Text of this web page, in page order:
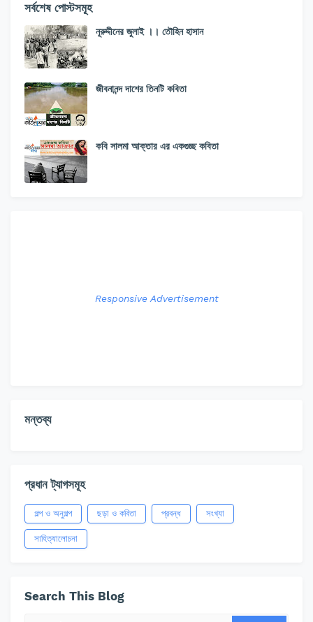
সর্বশেষ পোস্টসমূহ
নূরুদ্দীনের জুলাই ।। তৌহিন হাসান
জীবনানন্দ দাশের তিনটি কবিতা
কবি সালমা আক্তার এর একগুচ্ছ কবিতা
Responsive Advertisement
মন্তব্য
প্রধান ট্যাগসমূহ
গল্প ও অনুগল্প ছড়া ও কবিতা প্রবন্ধ সংখ্যা
সাহিত্যালোচনা
Search This Blog